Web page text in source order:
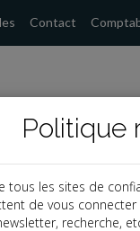
Contact
Politique
tous les sites de
de vous
recherche,